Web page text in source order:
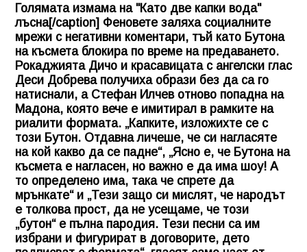
Голямата измама на "Като две капки вода"
лъсна[/caption] Феновете заляха социалните
мрежи с негативни коментари, тъй като Бутона
на късмета блокира по време на предаването.
Рокаджията Дичо и красавицата с ангелски глас
Деси Добрева получиха образи без да са го
натиснали, а Стефан Илчев отново попадна на
Мадона, която вече е имитирал в рамките на
риалити формата. „Капките, изложихте се с
този Бутон. Отдавна личеше, че си нагласяте
на кой какво да се падне“, „Ясно е, че Бутона на
късмета е нагласен, но важно е да има шоу! А
то определено има, така че спрете да
мрънкате“ и „Тези защо си мислят, че народът
е толкова прост, да не усещаме, че този
„бутон“ е пълна пародия. Тези песни са им
избрани и фигурират в договорите, дето